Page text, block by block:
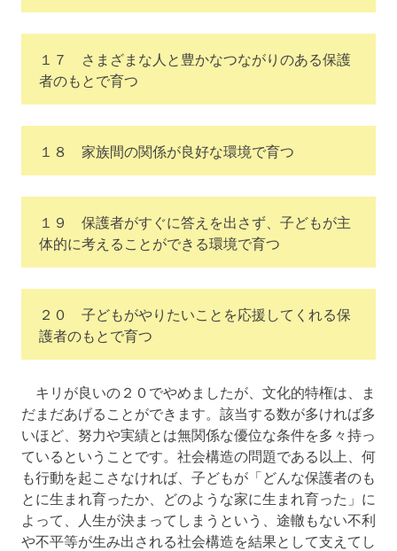
１７ さまざまな人と豊かなつながりのある保護
者のもとで育つ
１８ 家族間の関係が良好な環境で育つ
１９ 保護者がすぐに答えを出さず、子どもが主
体的に考えることができる環境で育つ
２０ 子どもがやりたいことを応援してくれる保
護者のもとで育つ
キリが良いの２０でやめましたが、文化的特権は、ま
だまだあげることができます。該当する数が多ければ多
いほど、努力や実績とは無関係な優位な条件を多々持っ
ているということです。社会構造の問題である以上、何
も行動を起こさなければ、子どもが「どんな保護者のも
とに生まれ育ったか、どのような家に生まれ育った」に
よって、人生が決まってしまうという、途轍もない不利
や不平等が生み出される社会構造を結果として支えてし